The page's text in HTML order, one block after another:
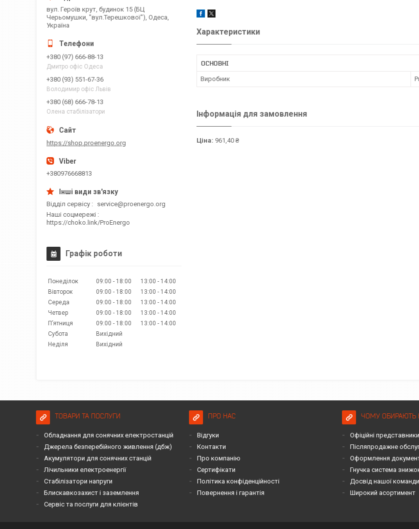
Характеристики
ОСНОВНІ
Виробник
Інформація для замовлення
Ціна: 961,40 ₴
вул. Героїв крут, будинок 15 (БЦ
Черьомушки, "вул.Терешкової"), Одеса,
Україна
+380 (97) 666-88-13
Дмитро офіс Одеса
+380 (93) 551-67-36
Володимир офіс Львів
+380 (68) 666-78-13
Олена стабілізатори
https://shop.proenergo.org
+380976668813
Відділ сервісу
service@proenergo.org
Наші соцмережі
https://choko.link/ProEnergo
Графік роботи
Понеділок 09:00 18:00 13:00
14:00
Вівторок
09:00 18:00 13:00
14:00
Середа
09:00 18:00 13:00
14:00
Четвер
09:00 18:00 13:00
14:00
Пʼятниця
09:00 18:00 13:00
14:00
Субота
Вихідний
Неділя
Вихідний
ТОВАРИ ТА ПОСЛУГИ
Обладнання для сонячних електростанцій
Джерела безперебійного живлення (дбж)
Акумулятори для сонячних станцій
Лічильники електроенергії
Стабілізатори напруги
Блискавкозахист і заземлення
Сервіс та послуги для клієнтів
ПРО НАС
Відгуки
Контакти
Про компанію
Сертифікати
Політика конфіденційності
Повернення і гарантія
ЧОМУ ОБИРАЮТЬ
Офіційні представники
Післяпродажне
Оформлення
Гнучка система знижок
Досвід нашої команди
Широкий асортимент